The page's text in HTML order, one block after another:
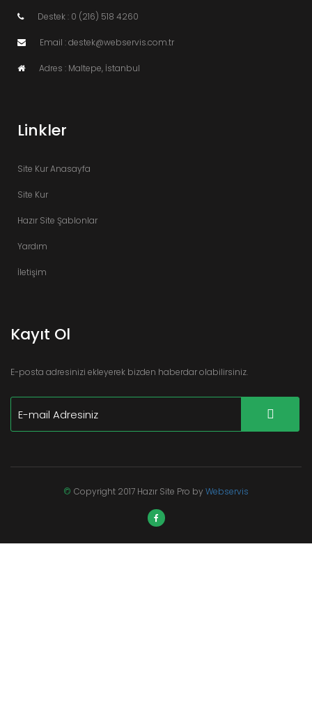
Destek : 0 (216) 518 4260
Email : destek@webservis.com.tr
Adres : Maltepe, İstanbul
Linkler
Site Kur Anasayfa
Site Kur
Hazır Site Şablonlar
Yardım
İletişim
Kayıt Ol
E-posta adresinizi ekleyerek bizden haberdar olabilirsiniz.
© Copyright 2017 Hazır Site Pro by Webservis